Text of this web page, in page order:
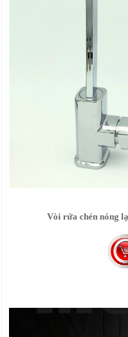
Vòi rửa chén nóng